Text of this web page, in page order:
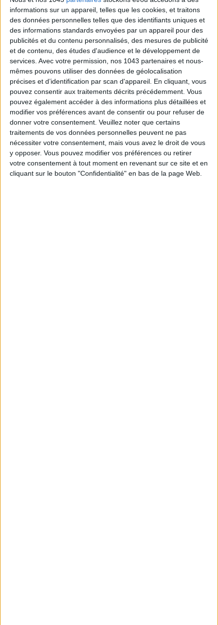
informations sur un appareil, telles que les cookies, et traitons
des données personnelles telles que des identifiants uniques et
des informations standards envoyées par un appareil pour des
publicités et du contenu personnalisés, des mesures de publicité
et de contenu, des études d'audience et le développement de
services. Avec votre permission, nos 1043 partenaires et nous-
mêmes pouvons utiliser des données de géolocalisation
précises et d’identification par scan d'appareil. En cliquant, vous
pouvez consentir aux traitements décrits précédemment. Vous
pouvez également accéder à des informations plus détaillées et
modifier vos préférences avant de consentir ou pour refuser de
donner votre consentement. Veuillez noter que certains
traitements de vos données personnelles peuvent ne pas
nécessiter votre consentement, mais vous avez le droit de vous
y opposer. Vous pouvez modifier vos préférences ou retirer
votre consentement à tout moment en revenant sur ce site et en
cliquant sur le bouton "Confidentialité" en bas de la page Web.
S'INSCRIRE
ADOPT PARFUMS RÉVOLUTIONNE LA PARFUMERIE MADE IN FRANCE À PETIT PRIX